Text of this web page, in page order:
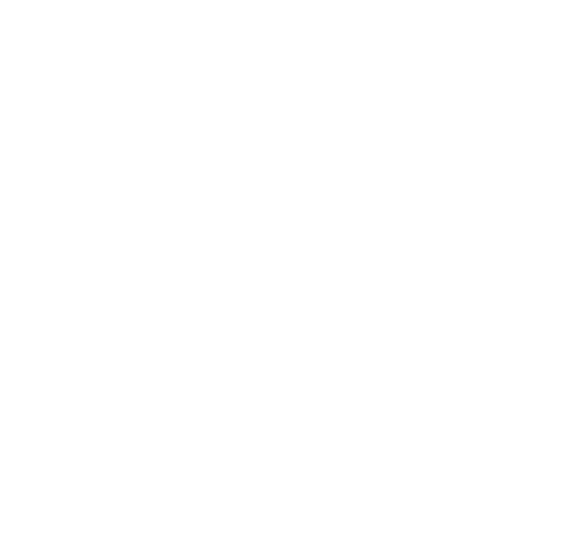
mit 23 Teilnehmer(innen) ein voller Erfolg. In der Jungen 15 Klasse
gegen Henrik Stieger durchsetzen. Im Spiel um Platz 3 gewann
Gabriel van der Hoef. Dritter wurde hier Jan Tervooren der sich gegen
zeigten die Nachwuchsspieler(innen) was sie in den letzten Monaten
hatten, gab es ein kleines Buffet wo sich groß und klein daran